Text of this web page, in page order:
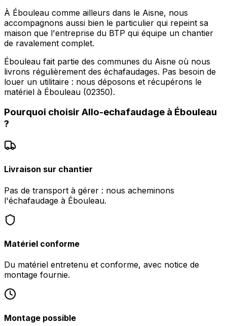
À Ébouleau comme ailleurs dans le Aisne, nous
accompagnons aussi bien le particulier qui repeint sa
maison que l'entreprise du BTP qui équipe un chantier
de ravalement complet.
Ébouleau fait partie des communes du Aisne où nous
livrons régulièrement des échafaudages. Pas besoin de
louer un utilitaire : nous déposons et récupérons le
matériel à Ébouleau (02350).
Pourquoi choisir Allo-echafaudage à Ébouleau
?
Livraison sur chantier
Pas de transport à gérer : nous acheminons
l'échafaudage à Ébouleau.
Matériel conforme
Du matériel entretenu et conforme, avec notice de
montage fournie.
Montage possible